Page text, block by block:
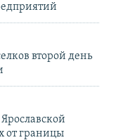
второй день
от границы